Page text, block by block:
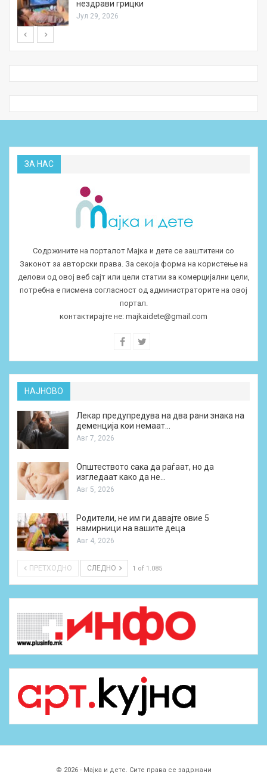
нездрави грицки
Јул 29, 2026
ЗА НАС
Содржините на порталот Мајка и дете се заштитени со
Законот за авторски права. За секоја форма на користење на
делови од овој веб сајт или цели статии за комерцијални цели,
потребна е писмена согласност од администраторите на овој
портал.
контактирајте не: majkaidete@gmail.com
НАЈНОВО
Лекар предупредува на два рани знака на
деменција кои немаат…
Авг 7, 2026
Општеството сака да раѓаат, но да
изгледаат како да не…
Авг 5, 2026
Родители, не им ги давајте овие 5
намирници на вашите деца
Авг 4, 2026
ПРЕТХОДНО СЛЕДНО 1 of 1.085
© 2026 - Мајка и дете. Сите права се задржани